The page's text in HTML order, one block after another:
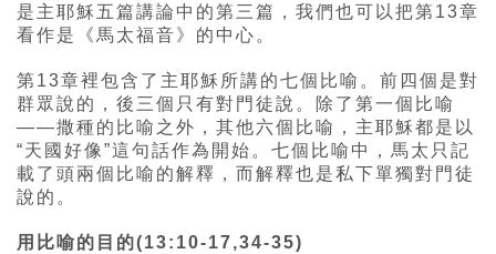
是主耶穌五篇講論中的第三篇，我們也可以把第13章
看作是《馬太福音》的中心。
第13章裡包含了主耶穌所講的七個比喻。前四個是對
群眾說的，後三個只有對門徒說。除了第一個比喻
——撒種的比喻之外，其他六個比喻，主耶穌都是以
“天國好像”這句話作為開始。七個比喻中，馬太只記
載了頭兩個比喻的解釋，而解釋也是私下單獨對門徒
說的。
用比喻的目的(13:10-17,34-35)